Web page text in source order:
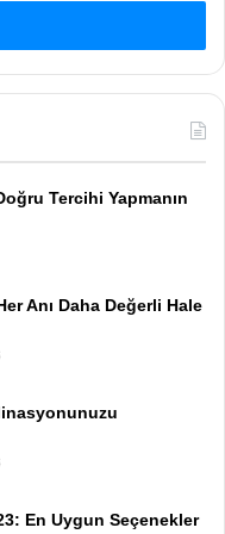
Tercihi Yapmanın
Anı Daha Değerli Hale
En Uygun Seçenekler